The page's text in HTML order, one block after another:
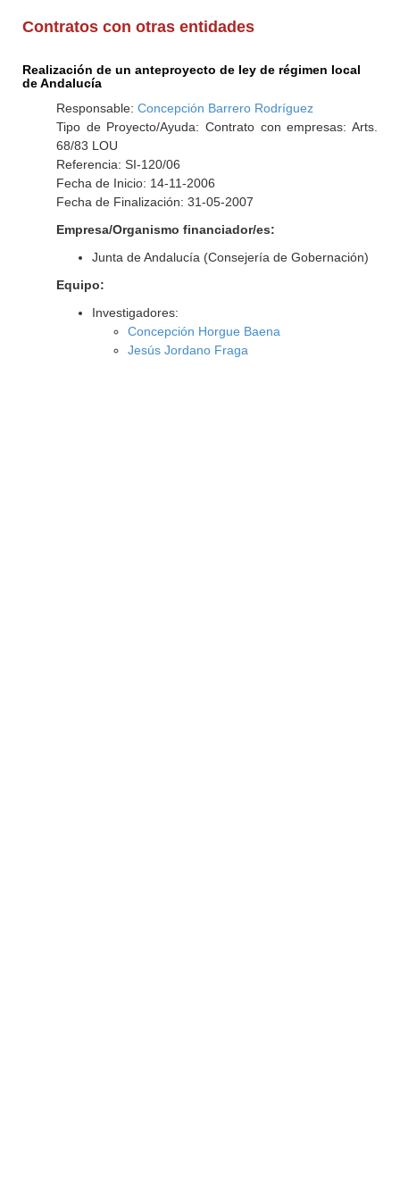
Contratos con otras entidades
Realización de un anteproyecto de ley de régimen local
de Andalucía
Responsable: Concepción Barrero Rodríguez
Tipo de Proyecto/Ayuda: Contrato con empresas: Arts.
68/83 LOU
Referencia: SI-120/06
Fecha de Inicio: 14-11-2006
Fecha de Finalización: 31-05-2007
Empresa/Organismo financiador/es:
Junta de Andalucía (Consejería de Gobernación)
Equipo:
Investigadores:
Concepción Horgue Baena
Jesús Jordano Fraga